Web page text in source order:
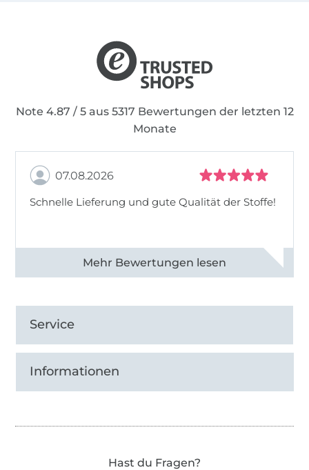
Note 4.87 / 5 aus 5317 Bewertungen der letzten 12
Monate
07.08.2026
Schnelle Lieferung und gute Qualität der Stoffe!
Alle 82990 Bewertungen ansehen
Service
Informationen
Hast du Fragen?